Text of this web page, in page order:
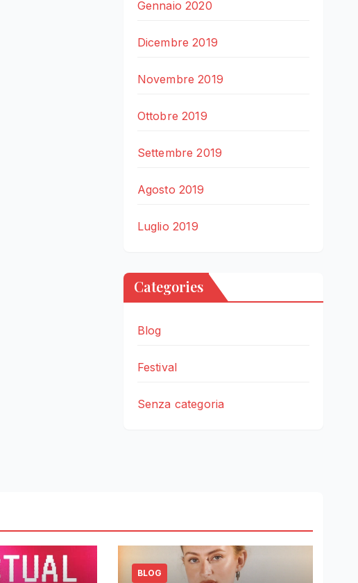
Gennaio 2020
Dicembre 2019
Novembre 2019
Ottobre 2019
Settembre 2019
Agosto 2019
Luglio 2019
Categories
Blog
Festival
Senza categoria
BLOG